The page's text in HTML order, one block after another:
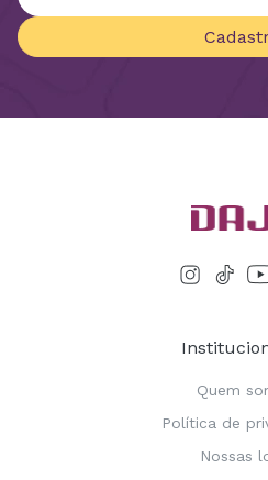
Quem
Política de
Nossas